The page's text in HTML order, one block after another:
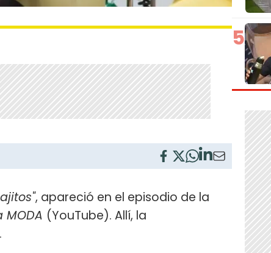
, apareció en el episodio de la
(YouTube). Allí, la
.
5